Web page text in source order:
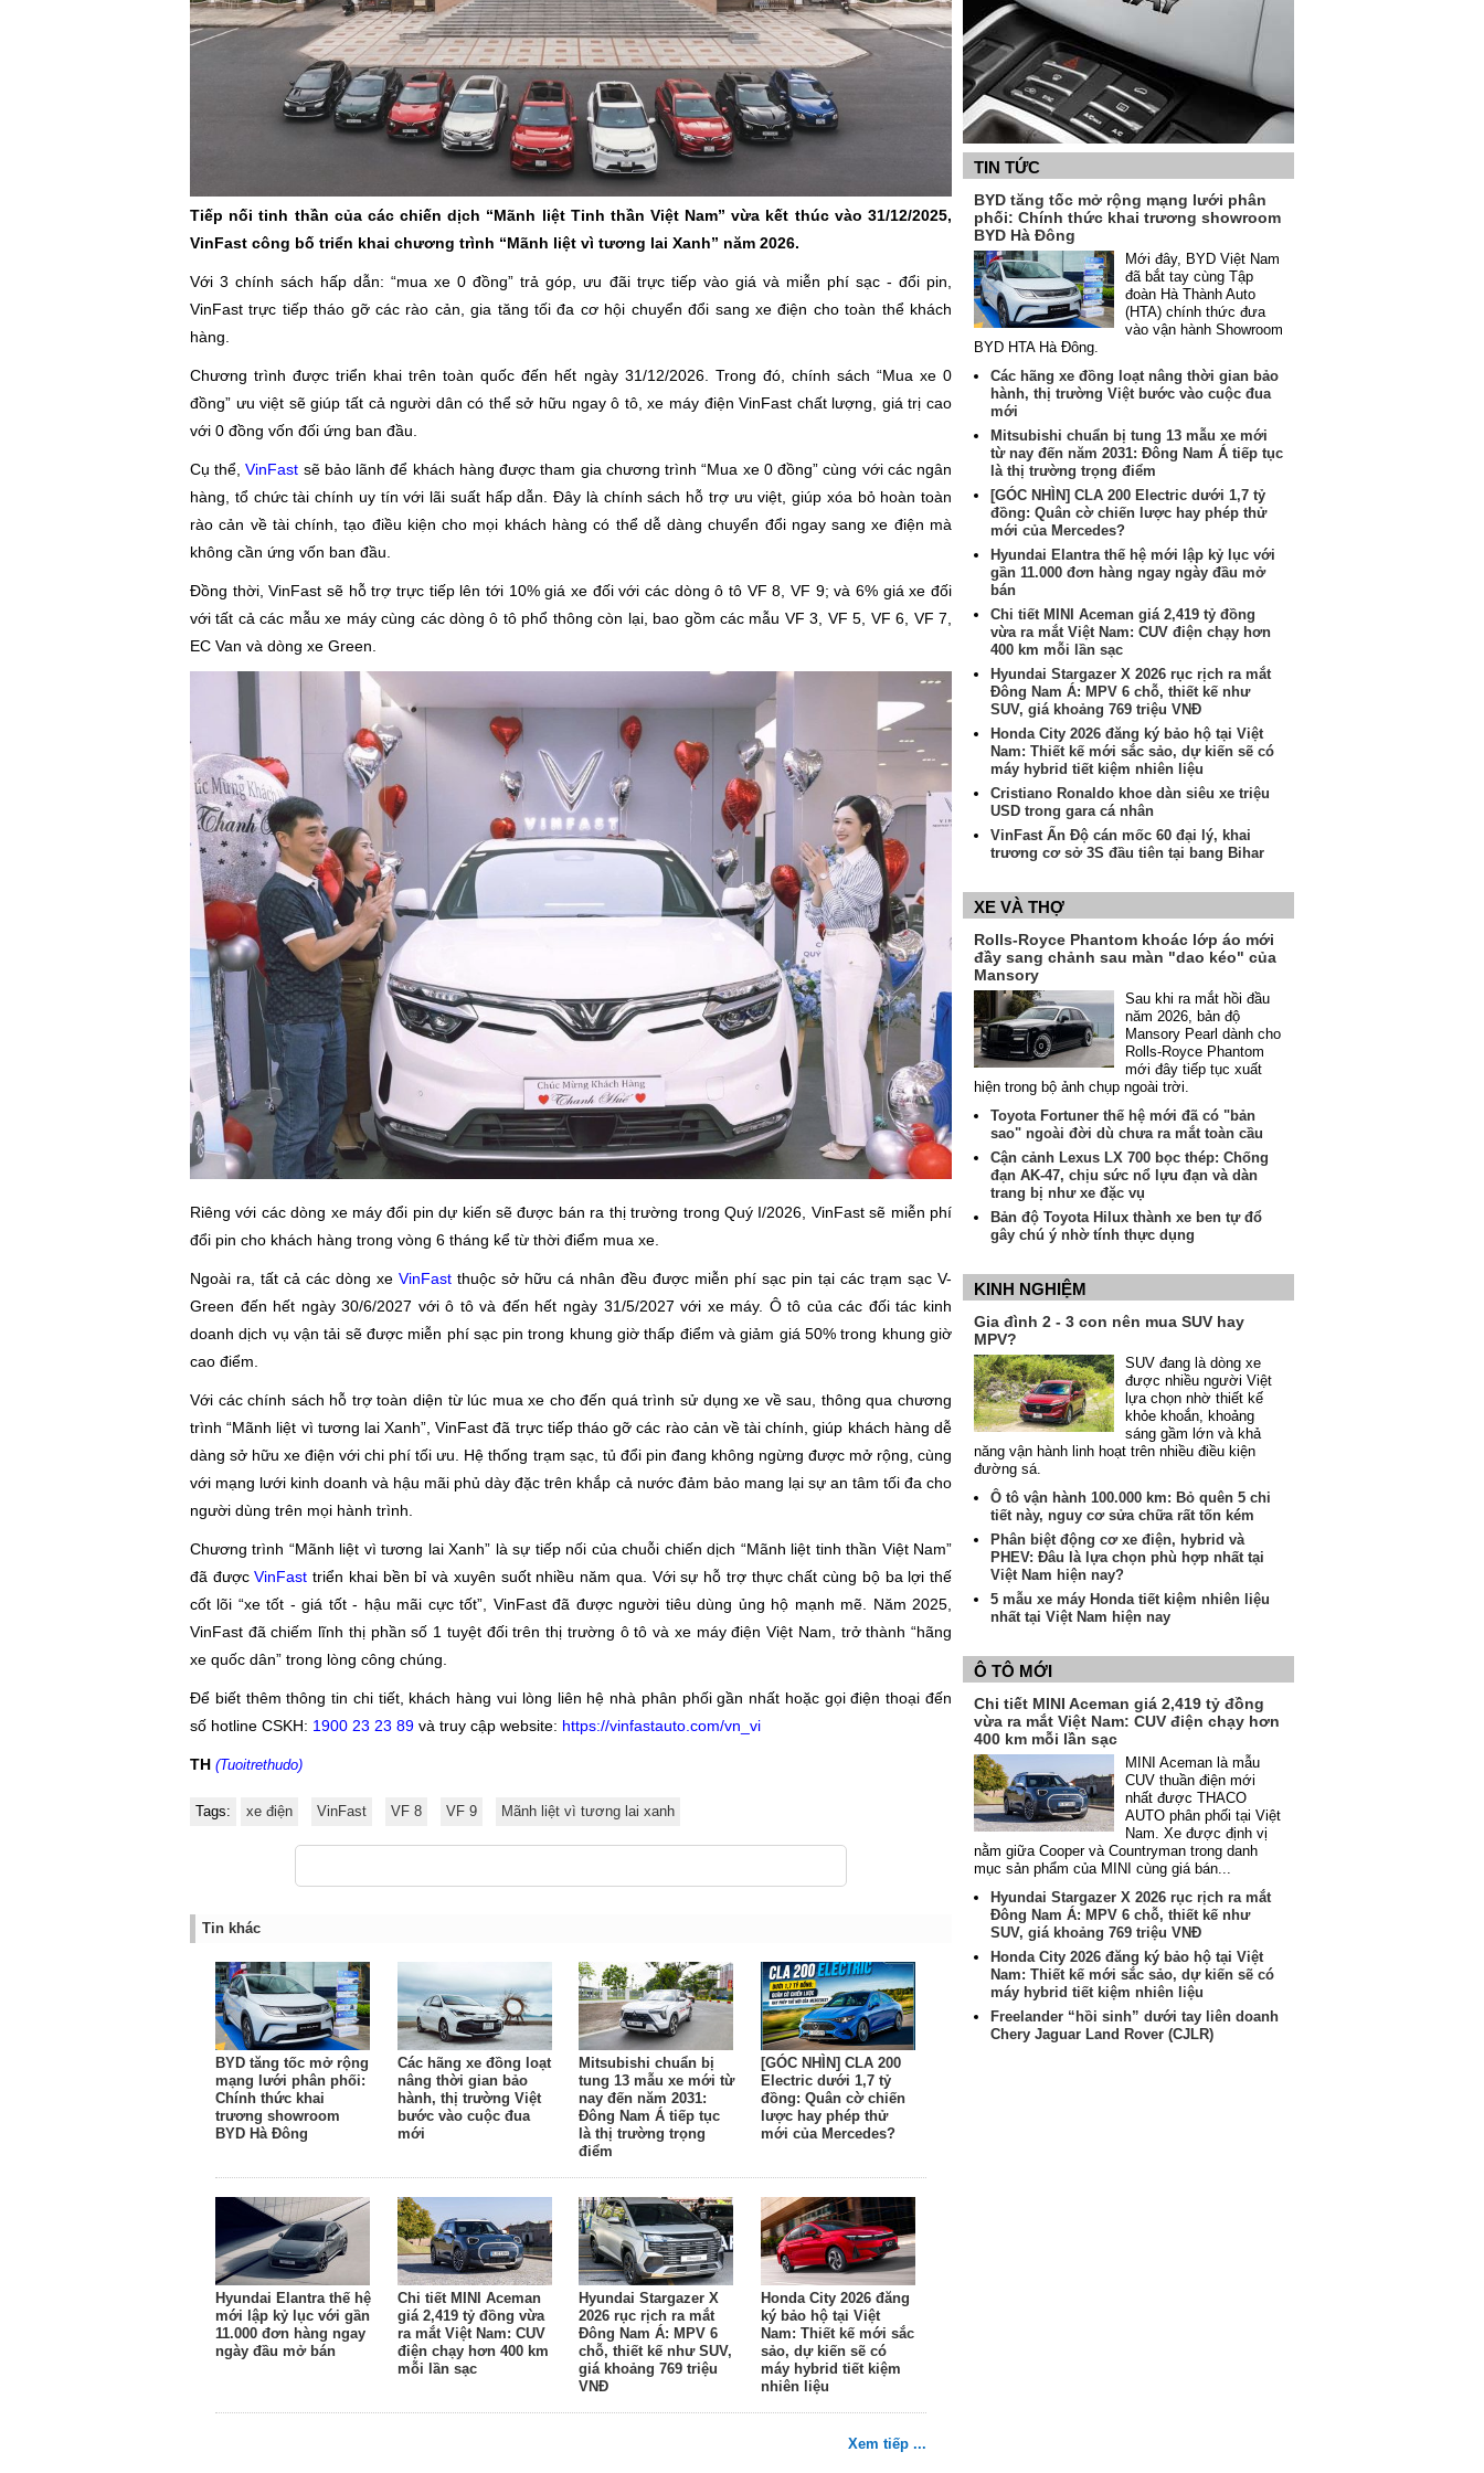
Tiếp nối tinh thần của các chiến dịch “Mãnh liệt Tinh thần Việt Nam” vừa kết thúc vào 31/12/2025,
VinFast công bố triển khai chương trình “Mãnh liệt vì tương lai Xanh” năm 2026.
Với 3 chính sách hấp dẫn: “mua xe 0 đồng” trả góp, ưu đãi trực tiếp vào giá và miễn phí sạc - đổi pin,
VinFast trực tiếp tháo gỡ các rào cản, gia tăng tối đa cơ hội chuyển đổi sang xe điện cho toàn thể khách
hàng.
Chương trình được triển khai trên toàn quốc đến hết ngày 31/12/2026. Trong đó, chính sách “Mua xe 0
đồng” ưu việt sẽ giúp tất cả người dân có thể sở hữu ngay ô tô, xe máy điện VinFast chất lượng, giá trị cao
với 0 đồng vốn đối ứng ban đầu.
Cụ thể,VinFast sẽ bảo lãnh để khách hàng được tham gia chương trình “Mua xe 0 đồng” cùng với các ngân
hàng, tổ chức tài chính uy tín với lãi suất hấp dẫn. Đây là chính sách hỗ trợ ưu việt, giúp xóa bỏ hoàn toàn
rào cản về tài chính, tạo điều kiện cho mọi khách hàng có thể dễ dàng chuyển đổi ngay sang xe điện mà
không cần ứng vốn ban đầu.
Đồng thời, VinFast sẽ hỗ trợ trực tiếp lên tới 10% giá xe đối với các dòng ô tô VF 8, VF 9; và 6% giá xe đối
với tất cả các mẫu xe máy cùng các dòng ô tô phổ thông còn lại, bao gồm các mẫu VF 3, VF 5, VF 6, VF 7,
EC Van và dòng xe Green.
Riêng với các dòng xe máy đổi pin dự kiến sẽ được bán ra thị trường trong Quý I/2026, VinFast sẽ miễn phí
đổi pin cho khách hàng trong vòng 6 tháng kể từ thời điểm mua xe.
Ngoài ra, tất cả các dòng xe VinFast thuộc sở hữu cá nhân đều được miễn phí sạc pin tại các trạm sạc V-
Green đến hết ngày 30/6/2027 với ô tô và đến hết ngày 31/5/2027 với xe máy. Ô tô của các đối tác kinh
doanh dịch vụ vận tải sẽ được miễn phí sạc pin trong khung giờ thấp điểm và giảm giá 50% trong khung giờ
cao điểm.
Với các chính sách hỗ trợ toàn diện từ lúc mua xe cho đến quá trình sử dụng xe về sau, thông qua chương
trình “Mãnh liệt vì tương lai Xanh”, VinFast đã trực tiếp tháo gỡ các rào cản về tài chính, giúp khách hàng dễ
dàng sở hữu xe điện với chi phí tối ưu. Hệ thống trạm sạc, tủ đổi pin đang không ngừng được mở rộng, cùng
với mạng lưới kinh doanh và hậu mãi phủ dày đặc trên khắp cả nước đảm bảo mang lại sự an tâm tối đa cho
người dùng trên mọi hành trình.
Chương trình “Mãnh liệt vì tương lai Xanh” là sự tiếp nối của chuỗi chiến dịch “Mãnh liệt tinh thần Việt Nam”
đã đượcVinFast triển khai bền bỉ và xuyên suốt nhiều năm qua. Với sự hỗ trợ thực chất cùng bộ ba lợi thế
cốt lõi “xe tốt - giá tốt - hậu mãi cực tốt”, VinFast đã được người tiêu dùng ủng hộ mạnh mẽ. Năm 2025,
VinFast đã chiếm lĩnh thị phần số 1 tuyệt đối trên thị trường ô tô và xe máy điện Việt Nam, trở thành “hãng
xe quốc dân” trong lòng công chúng.
Để biết thêm thông tin chi tiết, khách hàng vui lòng liên hệ nhà phân phối gần nhất hoặc gọi điện thoại đến
số hotline CSKH: 1900 23 23 89 và truy cập website: https://vinfastauto.com/vn_vi
TH (Tuoitrethudo)
Tags: xe điện VinFast VF 8 VF 9 Mãnh liệt vì tương lai xanh
Tin khác
BYD tăng tốc mở rộng
mạng lưới phân phối:
Chính thức khai
trương showroom
BYD Hà Đông
Các hãng xe đồng loạt
nâng thời gian bảo
hành, thị trường Việt
bước vào cuộc đua
mới
Mitsubishi chuẩn bị
tung 13 mẫu xe mới từ
nay đến năm 2031:
Đông Nam Á tiếp tục
là thị trường trọng
điểm
[GÓC NHÌN] CLA 200
Electric dưới 1,7 tỷ
đồng: Quân cờ chiến
lược hay phép thử
mới của Mercedes?
Hyundai Elantra thế hệ
mới lập kỷ lục với gần
11.000 đơn hàng ngay
ngày đầu mở bán
Chi tiết MINI Aceman
giá 2,419 tỷ đồng vừa
ra mắt Việt Nam: CUV
điện chạy hơn 400 km
mỗi lần sạc
Hyundai Stargazer X
2026 rục rịch ra mắt
Đông Nam Á: MPV 6
chỗ, thiết kế như SUV,
giá khoảng 769 triệu
VNĐ
Honda City 2026 đăng
ký bảo hộ tại Việt
Nam: Thiết kế mới sắc
sảo, dự kiến sẽ có
máy hybrid tiết kiệm
nhiên liệu
Xem tiếp ...
TIN TỨC
BYD tăng tốc mở rộng mạng lưới phân
phối: Chính thức khai trương showroom
BYD Hà Đông
Mới đây, BYD Việt Nam
đã bắt tay cùng Tập
đoàn Hà Thành Auto
(HTA) chính thức đưa
vào vận hành Showroom
BYD HTA Hà Đông.
Các hãng xe đồng loạt nâng thời gian bảo
hành, thị trường Việt bước vào cuộc đua
mới
Mitsubishi chuẩn bị tung 13 mẫu xe mới
từ nay đến năm 2031: Đông Nam Á tiếp tục
là thị trường trọng điểm
[GÓC NHÌN] CLA 200 Electric dưới 1,7 tỷ
đồng: Quân cờ chiến lược hay phép thử
mới của Mercedes?
Hyundai Elantra thế hệ mới lập kỷ lục với
gần 11.000 đơn hàng ngay ngày đầu mở
bán
Chi tiết MINI Aceman giá 2,419 tỷ đồng
vừa ra mắt Việt Nam: CUV điện chạy hơn
400 km mỗi lần sạc
Hyundai Stargazer X 2026 rục rịch ra mắt
Đông Nam Á: MPV 6 chỗ, thiết kế như
SUV, giá khoảng 769 triệu VNĐ
Honda City 2026 đăng ký bảo hộ tại Việt
Nam: Thiết kế mới sắc sảo, dự kiến sẽ có
máy hybrid tiết kiệm nhiên liệu
Cristiano Ronaldo khoe dàn siêu xe triệu
USD trong gara cá nhân
VinFast Ấn Độ cán mốc 60 đại lý, khai
trương cơ sở 3S đầu tiên tại bang Bihar
XE VÀ THỢ
Rolls-Royce Phantom khoác lớp áo mới
đầy sang chảnh sau màn "dao kéo" của
Mansory
Sau khi ra mắt hồi đầu
năm 2026, bản độ
Mansory Pearl dành cho
Rolls-Royce Phantom
mới đây tiếp tục xuất
hiện trong bộ ảnh chụp ngoài trời.
Toyota Fortuner thế hệ mới đã có "bản
sao" ngoài đời dù chưa ra mắt toàn cầu
Cận cảnh Lexus LX 700 bọc thép: Chống
đạn AK-47, chịu sức nổ lựu đạn và dàn
trang bị như xe đặc vụ
Bản độ Toyota Hilux thành xe ben tự đổ
gây chú ý nhờ tính thực dụng
KINH NGHIỆM
Gia đình 2 - 3 con nên mua SUV hay
MPV?
SUV đang là dòng xe
được nhiều người Việt
lựa chọn nhờ thiết kế
khỏe khoắn, khoảng
sáng gầm lớn và khả
năng vận hành linh hoạt trên nhiều điều kiện
đường sá.
Ô tô vận hành 100.000 km: Bỏ quên 5 chi
tiết này, nguy cơ sửa chữa rất tốn kém
Phân biệt động cơ xe điện, hybrid và
PHEV: Đâu là lựa chọn phù hợp nhất tại
Việt Nam hiện nay?
5 mẫu xe máy Honda tiết kiệm nhiên liệu
nhất tại Việt Nam hiện nay
Ô TÔ MỚI
Chi tiết MINI Aceman giá 2,419 tỷ đồng
vừa ra mắt Việt Nam: CUV điện chạy hơn
400 km mỗi lần sạc
MINI Aceman là mẫu
CUV thuần điện mới
nhất được THACO
AUTO phân phối tại Việt
Nam. Xe được định vị
nằm giữa Cooper và Countryman trong danh
mục sản phẩm của MINI cùng giá bán...
Hyundai Stargazer X 2026 rục rịch ra mắt
Đông Nam Á: MPV 6 chỗ, thiết kế như
SUV, giá khoảng 769 triệu VNĐ
Honda City 2026 đăng ký bảo hộ tại Việt
Nam: Thiết kế mới sắc sảo, dự kiến sẽ có
máy hybrid tiết kiệm nhiên liệu
Freelander “hồi sinh” dưới tay liên doanh
Chery Jaguar Land Rover (CJLR)